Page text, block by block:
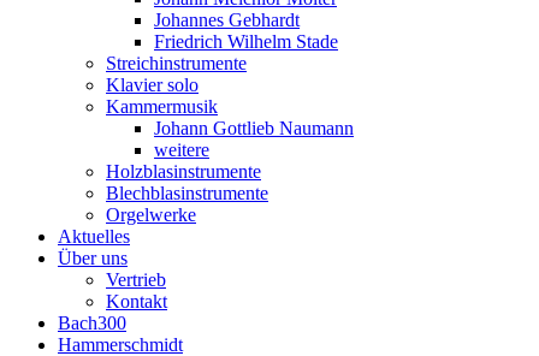
Johannes Gebhardt
Friedrich Wilhelm Stade
Streichinstrumente
Klavier solo
Kammermusik
Johann Gottlieb Naumann
weitere
Holzblasinstrumente
Blechblasinstrumente
Orgelwerke
Aktuelles
Über uns
Vertrieb
Kontakt
Bach300
Hammerschmidt